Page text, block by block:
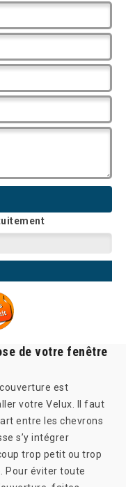
de votre fenêtre
couverture est
votre Velux. Il faut
entre les chevrons
s’y intégrer
trop petit ou trop
Pour éviter toute